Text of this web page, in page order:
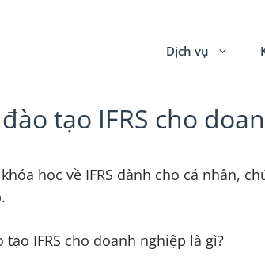
Dịch vụ
tạo IFRS cho
học về IFRS dành cho cá nhân,
tạo IFRS cho doanh nghiệp là gì?